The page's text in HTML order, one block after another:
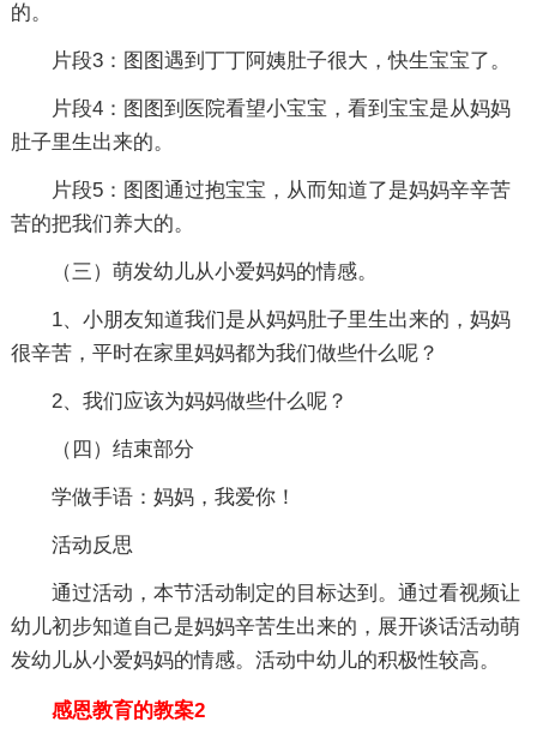
的。
片段3：图图遇到丁丁阿姨肚子很大，快生宝宝了。
片段4：图图到医院看望小宝宝，看到宝宝是从妈妈
肚子里生出来的。
片段5：图图通过抱宝宝，从而知道了是妈妈辛辛苦
苦的把我们养大的。
（三）萌发幼儿从小爱妈妈的情感。
1、小朋友知道我们是从妈妈肚子里生出来的，妈妈
很辛苦，平时在家里妈妈都为我们做些什么呢？
2、我们应该为妈妈做些什么呢？
（四）结束部分
学做手语：妈妈，我爱你！
活动反思
通过活动，本节活动制定的目标达到。通过看视频让
幼儿初步知道自己是妈妈辛苦生出来的，展开谈话活动萌
发幼儿从小爱妈妈的情感。活动中幼儿的积极性较高。
感恩教育的教案2